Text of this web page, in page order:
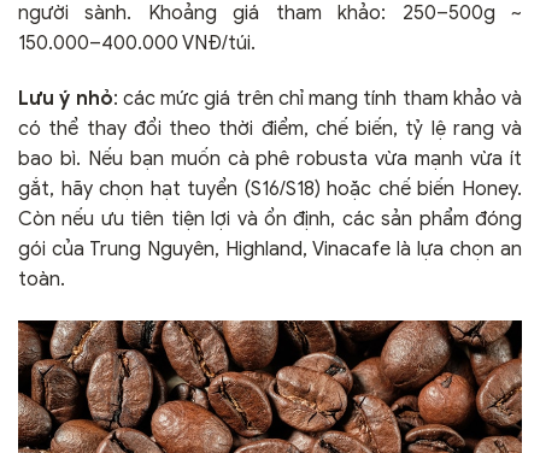
người sành. Khoảng giá tham khảo: 250–500g ~
150.000–400.000 VNĐ/túi.
Lưu ý nhỏ: các mức giá trên chỉ mang tính tham khảo và
có thể thay đổi theo thời điểm, chế biến, tỷ lệ rang và
bao bì. Nếu bạn muốn cà phê robusta vừa mạnh vừa ít
gắt, hãy chọn hạt tuyển (S16/S18) hoặc chế biến Honey.
Còn nếu ưu tiên tiện lợi và ổn định, các sản phẩm đóng
gói của Trung Nguyên, Highland, Vinacafe là lựa chọn an
toàn.